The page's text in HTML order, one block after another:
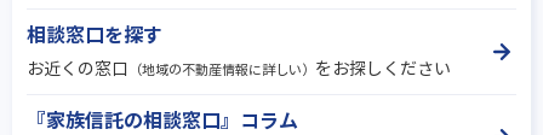
相談窓口を探す
お近くの窓口 （地域の不動産情報に詳しい） をお探しください
『家族信託の相談窓口』コラム